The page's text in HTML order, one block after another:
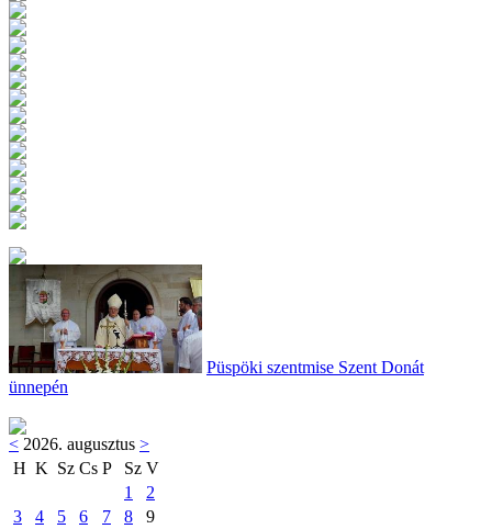
Püspöki szentmise Szent Donát
ünnepén
< 2026. augusztus >
H K Sz Cs P Sz V
1
2
3
4 5 6 7 8
9